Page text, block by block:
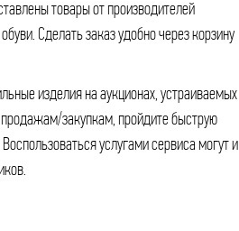
товары от производителей
Сделать заказ удобно через корзину
изделия на аукционах, устраиваемых
закупкам, пройдите быструю
услугами сервиса могут и